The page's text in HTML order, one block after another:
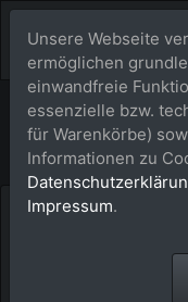
Bildershop
Hier im buy-a-
den Pferdenamen
Unsere Webseite
ermöglichen
einwandfreie
essenzielle bzw.
für Warenkörbe)
Informationen zu
Impressum.